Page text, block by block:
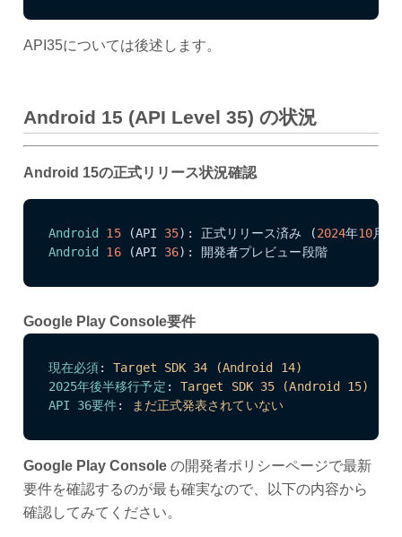
API35については後述します。
Android 15 (API Level 35) の状況
Android 15の正式リリース状況確認
Android 15 (API 35): 正式リリース済み (2024年10
Android
16 (API 36): 開発者プレビュー段階
Google Play Console要件
現在必須:
Target SDK 34 (Android 14)
2025年後半移行予定 :
Target SDK 35 (Android 15)
API 36要件: まだ正式発表されていない
Google Play Consoleの開発者ポリシーページで最新
要件を確認するのが最も確実なので、以下の内容から
確認してみてください。